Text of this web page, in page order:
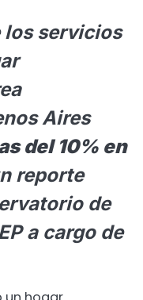
los servicios
Aires
del 10% en
reporte
de
a cargo de